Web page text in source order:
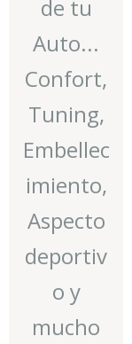
de tu
Auto...
Confort,
Tuning,
Embellec
imiento,
Aspecto
deportiv
o y
mucho